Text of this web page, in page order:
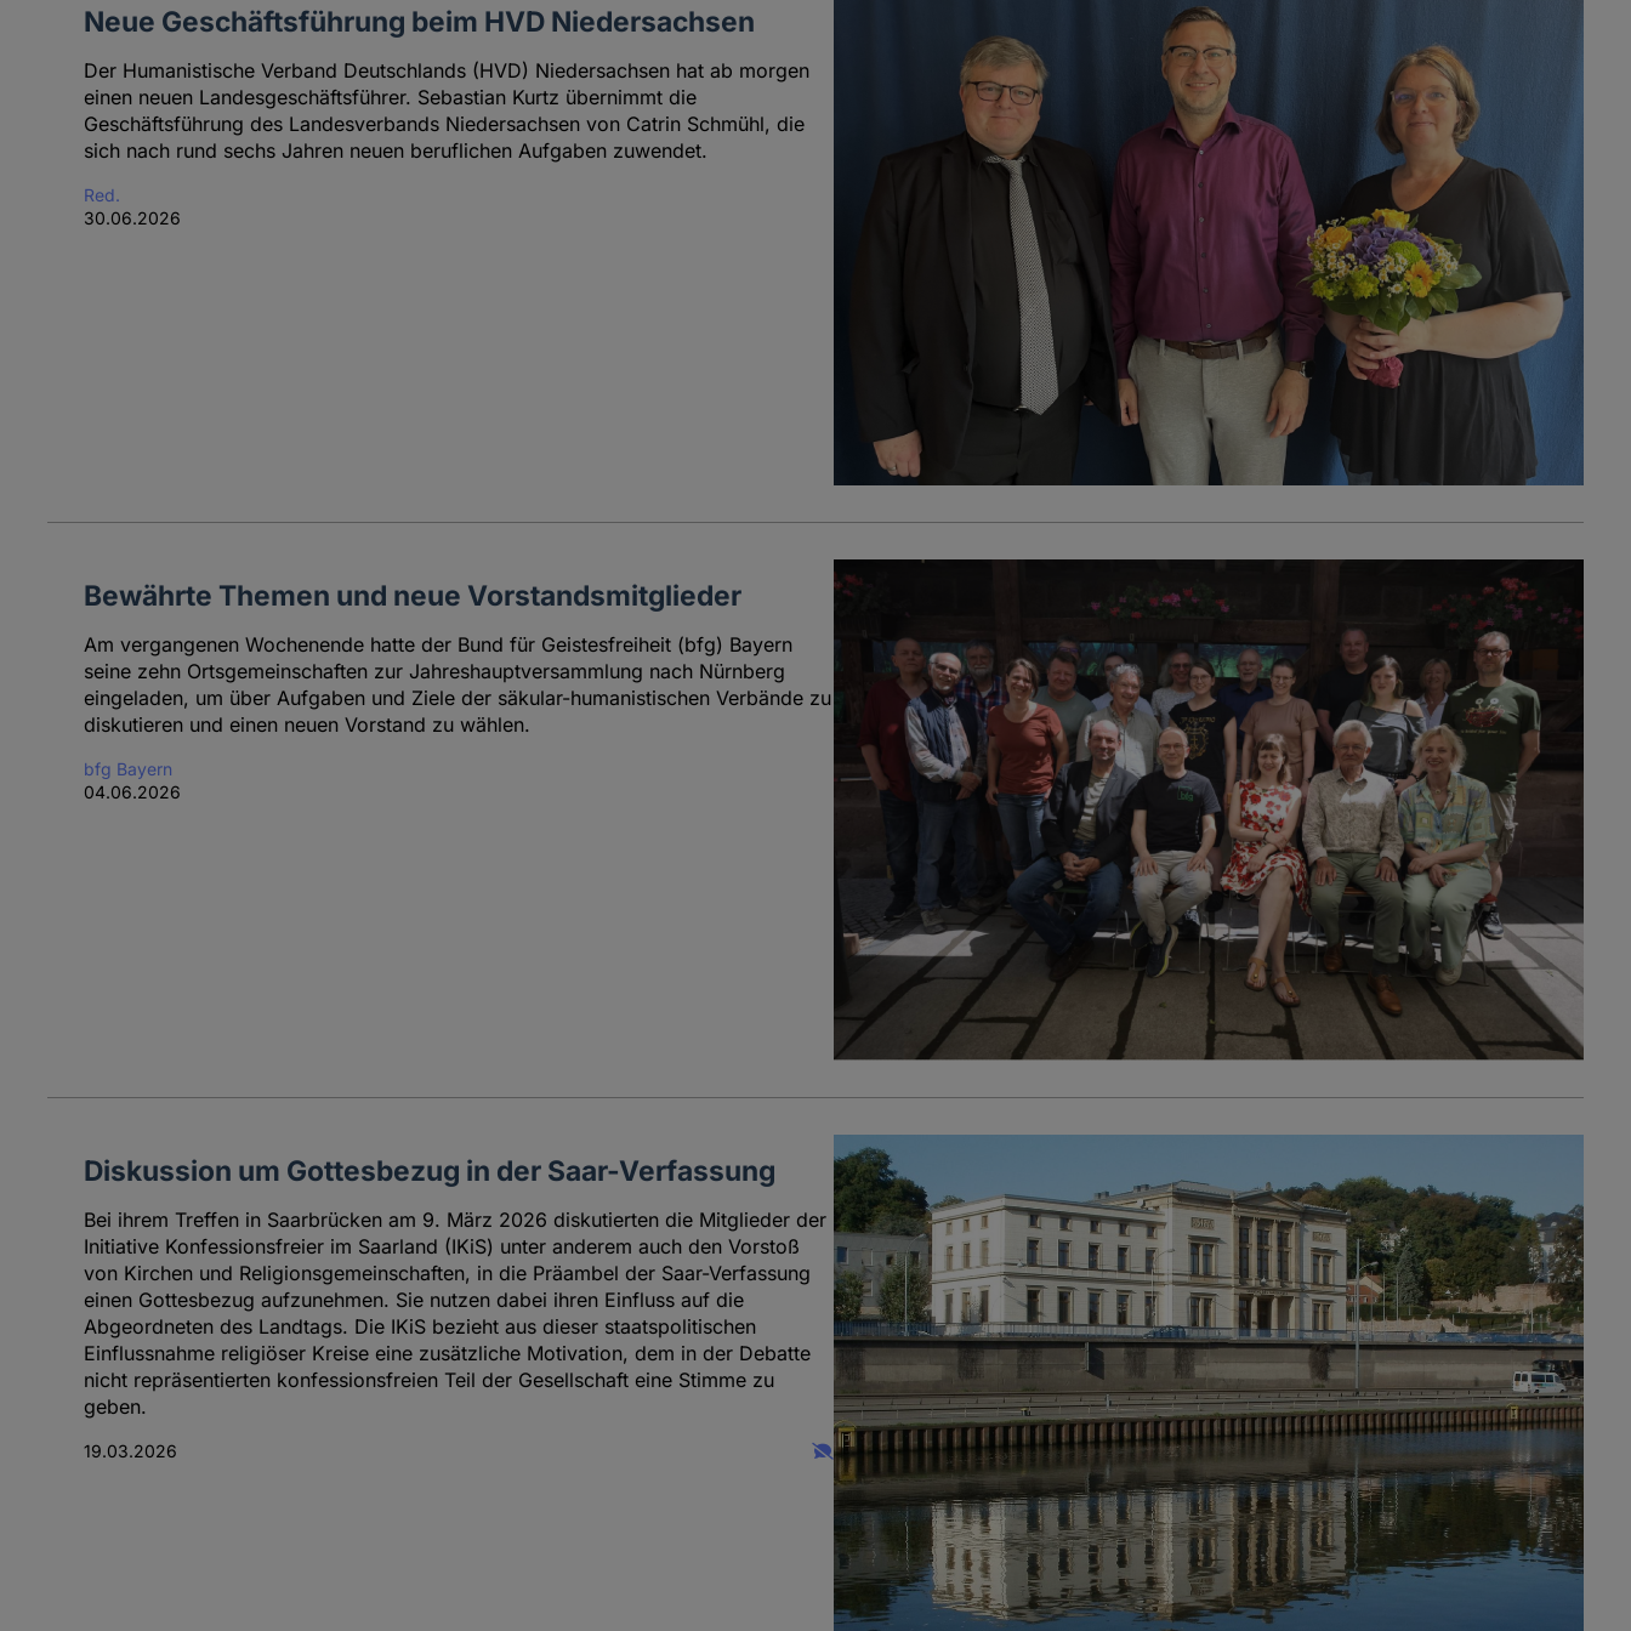
Neue Geschäftsführung beim HVD Niedersachsen
Der Humanistische Verband Deutschlands (HVD) Niedersachsen hat ab morgen
einen neuen Landesgeschäftsführer. Sebastian Kurtz übernimmt die
Geschäftsführung des Landesverbands Niedersachsen von Catrin Schmühl, die
sich nach rund sechs Jahren neuen beruflichen Aufgaben zuwendet.
Red.
30.06.2026
Bewährte Themen und neue Vorstandsmitglieder
Am vergangenen Wochenende hatte der Bund für Geistesfreiheit (bfg) Bayern
seine zehn Ortsgemeinschaften zur Jahreshauptversammlung nach Nürnberg
eingeladen, um über Aufgaben und Ziele der säkular-humanistischen Verbände zu
diskutieren und einen neuen Vorstand zu wählen.
bfg Bayern
04.06.2026
Diskussion um Gottesbezug in der Saar-Verfassung
Bei ihrem Treffen in Saarbrücken am 9. März 2026 diskutierten die Mitglieder der
Initiative Konfessionsfreier im Saarland (IKiS) unter anderem auch den Vorstoß
von Kirchen und Religionsgemeinschaften, in die Präambel der Saar-Verfassung
einen Gottesbezug aufzunehmen. Sie nutzen dabei ihren Einfluss auf die
Abgeordneten des Landtags. Die IKiS bezieht aus dieser staatspolitischen
Einflussnahme religiöser Kreise eine zusätzliche Motivation, dem in der Debatte
nicht repräsentierten konfessionsfreien Teil der Gesellschaft eine Stimme zu
geben.
19.03.2026